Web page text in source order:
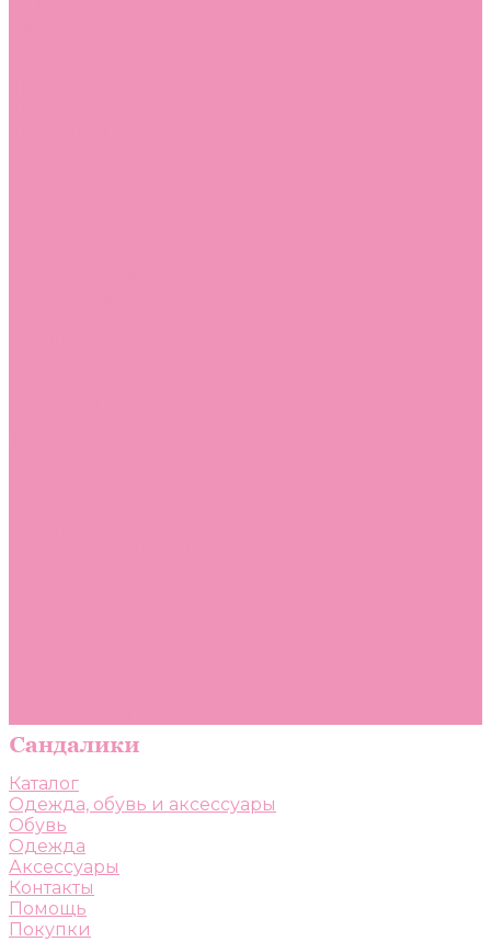
Каталог
Одежда, обувь и аксессуары
Обувь
Одежда
Аксессуары
Контакты
Помощь
Покупки